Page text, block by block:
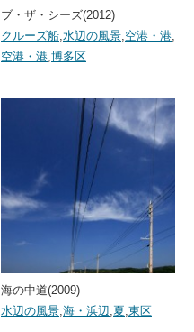
ブ・ザ・シーズ(2012)
クルーズ船,水辺の風景,空港・港,
空港・港,博多区
海の中道(2009)
水辺の風景,海・浜辺,夏,東区